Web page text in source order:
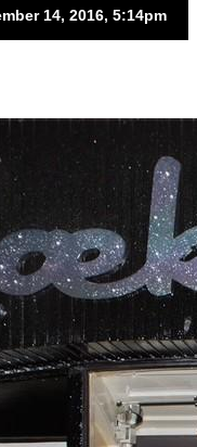
14, 2016, 5:14pm